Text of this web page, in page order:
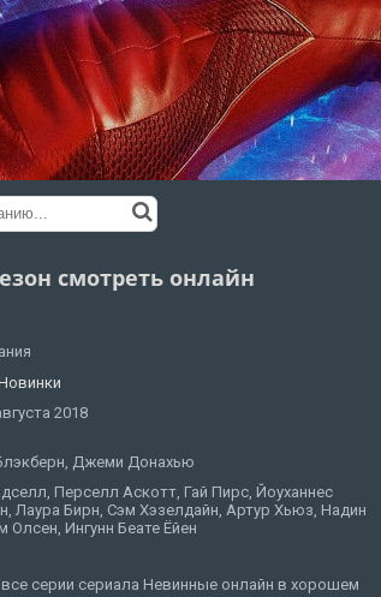
смотреть онлайн
2018
Джеми Донахью
Перселл Аскотт, Гай Пирс, Йоуханнес
Лаура Бирн, Сэм Хэзелдайн, Артур Хьюз, Надин
Ингунн Беате Ёйен
серии сериала Невинные онлайн в хорошем